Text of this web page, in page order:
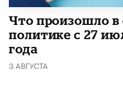
​Что произошло в
политике с 27
года
3 АВГУСТА